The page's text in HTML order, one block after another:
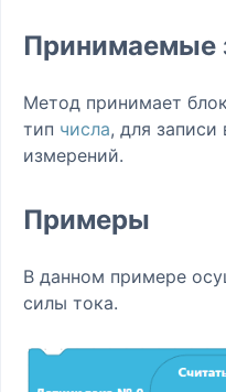
Принимаемые
Метод принимает блок
тип числа, для записи
измерений.
Примеры
В данном примере
силы тока.